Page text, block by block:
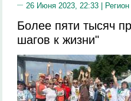
26 Июня 2023, 22:33 |
Более пяти тысяч
шагов к жизни"